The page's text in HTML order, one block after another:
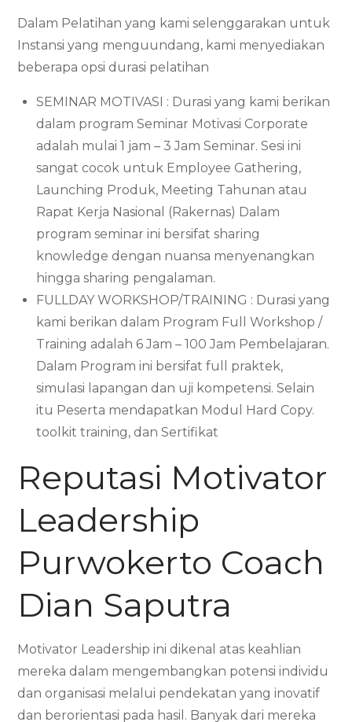
Dalam Pelatihan yang kami selenggarakan untuk
Instansi yang menguundang, kami menyediakan
beberapa opsi durasi pelatihan
SEMINAR MOTIVASI : Durasi yang kami berikan
dalam program Seminar Motivasi Corporate
adalah mulai 1 jam – 3 Jam Seminar. Sesi ini
sangat cocok untuk Employee Gathering,
Launching Produk, Meeting Tahunan atau
Rapat Kerja Nasional (Rakernas) Dalam
program seminar ini bersifat sharing
knowledge dengan nuansa menyenangkan
hingga sharing pengalaman.
FULLDAY WORKSHOP/TRAINING : Durasi yang
kami berikan dalam Program Full Workshop /
Training adalah 6 Jam – 100 Jam Pembelajaran.
Dalam Program ini bersifat full praktek,
simulasi lapangan dan uji kompetensi. Selain
itu Peserta mendapatkan Modul Hard Copy.
toolkit training, dan Sertifikat
Reputasi Motivator
Leadership
Purwokerto Coach
Dian Saputra
Motivator Leadership ini dikenal atas keahlian
mereka dalam mengembangkan potensi individu
dan organisasi melalui pendekatan yang inovatif
dan berorientasi pada hasil. Banyak dari mereka